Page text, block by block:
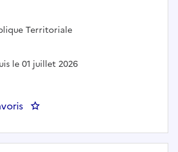
:Territoriale
le 01 juillet 2026
: Agent.e d'accueil et de